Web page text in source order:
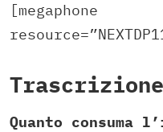
[megaphone
Quanto consuma